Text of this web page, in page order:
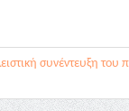
συνέντευξη